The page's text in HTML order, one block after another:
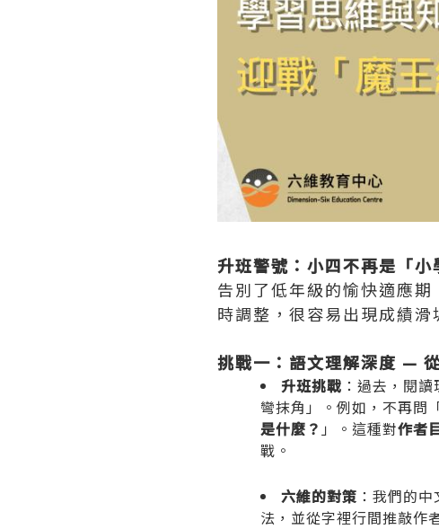
升班警號：小四不再是「小
告別了低年級的愉快適應
時調整，很容易出現成績滑
挑戰一：語文理解深度 —
升班挑戰 ：過去，閱
彎抹角」。例如，不再問
是什麼？ 」。這種對作者
戰。
六維的對策 ：我們的中
法，並從字裡行間推敲作